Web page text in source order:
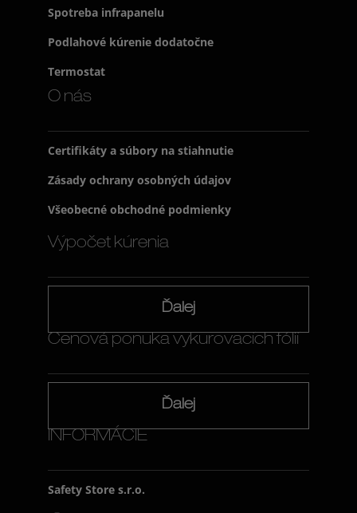
Spotreba infrapanelu
Podlahové kúrenie dodatočne
Termostat
O nás
Certifikáty a súbory na stiahnutie
Zásady ochrany osobných údajov
Všeobecné obchodné podmienky
Výpočet kúrenia
Ďalej
Cenová ponuka vykurovacích fólií
Ďalej
INFORMÁCIE
Safety Store s.r.o.